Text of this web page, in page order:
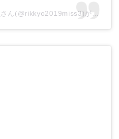
さん(@rikkyo2019miss3)がシェアした投稿 –